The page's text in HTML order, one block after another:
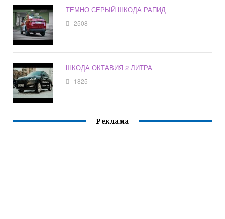
ТЕМНО СЕРЫЙ ШКОДА РАПИД
2508
ШКОДА ОКТАВИЯ 2 ЛИТРА
1825
Реклама